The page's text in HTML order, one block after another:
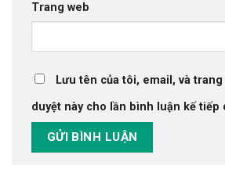
Trang web
Lưu tên của tôi, email, và
duyệt này cho lần bình luận kế tiếp